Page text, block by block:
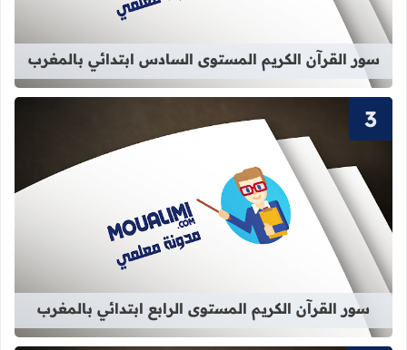
سور القرآن الكريم المستوى السادس ابتدائي بالمغرب
قراءة المزيد عن سور القرآن الكريم
سور القرآن الكريم المستوى الرابع ابتدائي بالمغرب